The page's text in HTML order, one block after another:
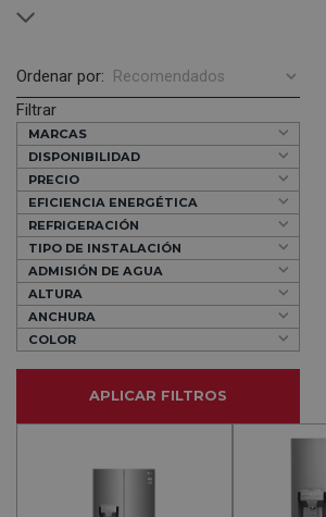
Ordenar por:
Filtrar
MARCAS
DISPONIBILIDAD
PRECIO
EFICIENCIA ENERGÉTICA
REFRIGERACIÓN
TIPO DE INSTALACIÓN
ADMISIÓN DE AGUA
ALTURA
ANCHURA
COLOR
APLICAR FILTROS